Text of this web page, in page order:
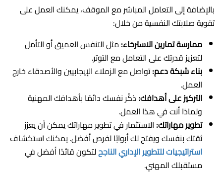
بالإضافة إلى التعامل المباشر مع الموقف، يمكنك العمل على
تقوية صلابتك النفسية من خلال:
ممارسة تمارين الاسترخاء: مثل التنفس العميق أو التأمل
لتعزيز قدرتك على التعامل مع التوتر.
بناء شبكة دعم:تواصل مع الزملاء الإيجابيين والأصدقاء خارج
العمل.
التركيز على أهدافك: ذكّر نفسك دائمًا بأهدافك المهنية
ولماذا أنت في هذا العمل.
تطوير مهاراتك: الاستثمار في تطوير مهاراتك يمكن أن يعزز
ثقتك بنفسك ويفتح لك أبوابًا لفرص أفضل. يمكنك استكشاف
استراتيجيات للتطوير الإداري الناجحلتكون قائدًا أفضل في
مستقبلك المهني.